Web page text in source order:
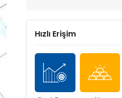
Hızlı Erişim